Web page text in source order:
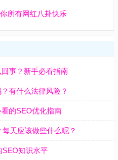
所有网红八卦快乐
事？新手必看指南
有什么法律风险？
的SEO优化指南
天应该做些什么呢？
SEO知识水平